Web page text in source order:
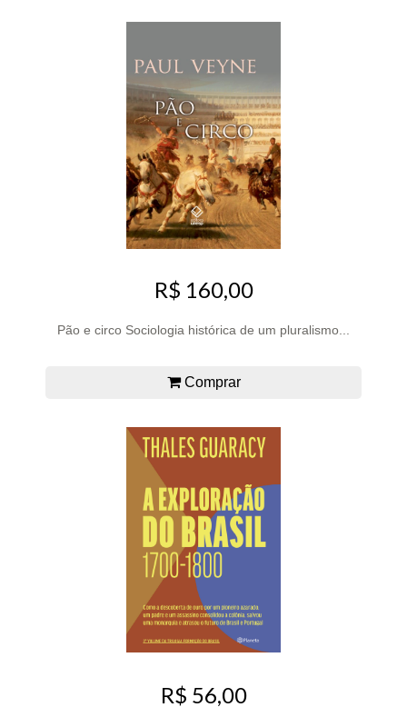
R$ 160,00
Pão e circo Sociologia histórica de um pluralismo...
Comprar
R$ 56,00